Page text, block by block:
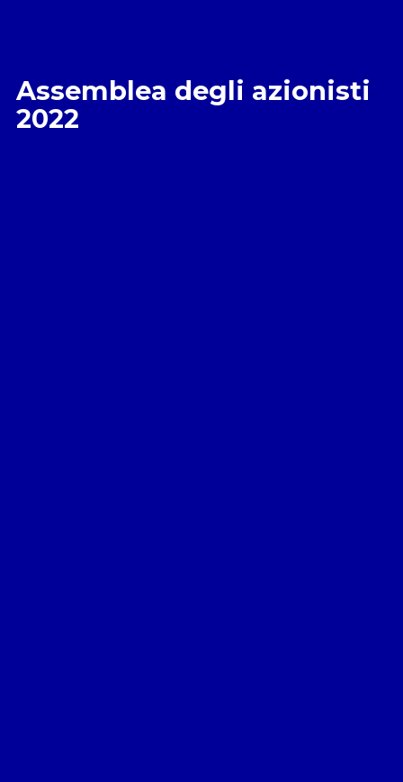
Assemblea degli azionisti
2022